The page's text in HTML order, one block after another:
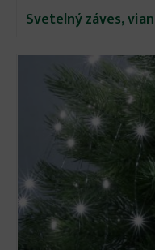
Svetelný záves,